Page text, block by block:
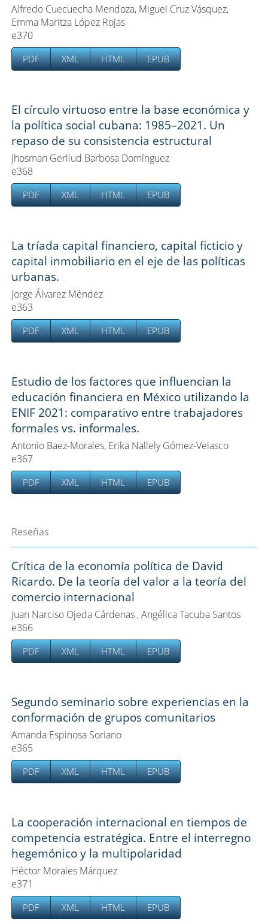
Alfredo Cuecuecha Mendoza, Miguel Cruz Vásquez,
Emma Maritza López Rojas
e370
PDF XML HTML EPUB
El círculo virtuoso entre la base económica y
la política social cubana: 1985–2021. Un
repaso de su consistencia estructural
Jhosman Gerliud Barbosa Domínguez
e368
PDF XML HTML EPUB
La tríada capital financiero, capital ficticio y
capital inmobiliario en el eje de las políticas
urbanas.
Jorge Álvarez Méndez
e363
PDF XML HTML EPUB
Estudio de los factores que influencian la
educación financiera en México utilizando la
ENIF 2021: comparativo entre trabajadores
formales vs. informales.
Antonio Baez-Morales, Erika Nallely Gómez-Velasco
e367
PDF XML HTML EPUB
Reseñas
Crítica de la economía política de David
Ricardo. De la teoría del valor a la teoría del
comercio internacional
Juan Narciso Ojeda Cárdenas , Angélica Tacuba Santos
e366
PDF XML HTML EPUB
Segundo seminario sobre experiencias en la
conformación de grupos comunitarios
Amanda Espinosa Soriano
e365
PDF XML HTML EPUB
La cooperación internacional en tiempos de
competencia estratégica. Entre el interregno
hegemónico y la multipolaridad
Héctor Morales Márquez
e371
PDF XML HTML EPUB